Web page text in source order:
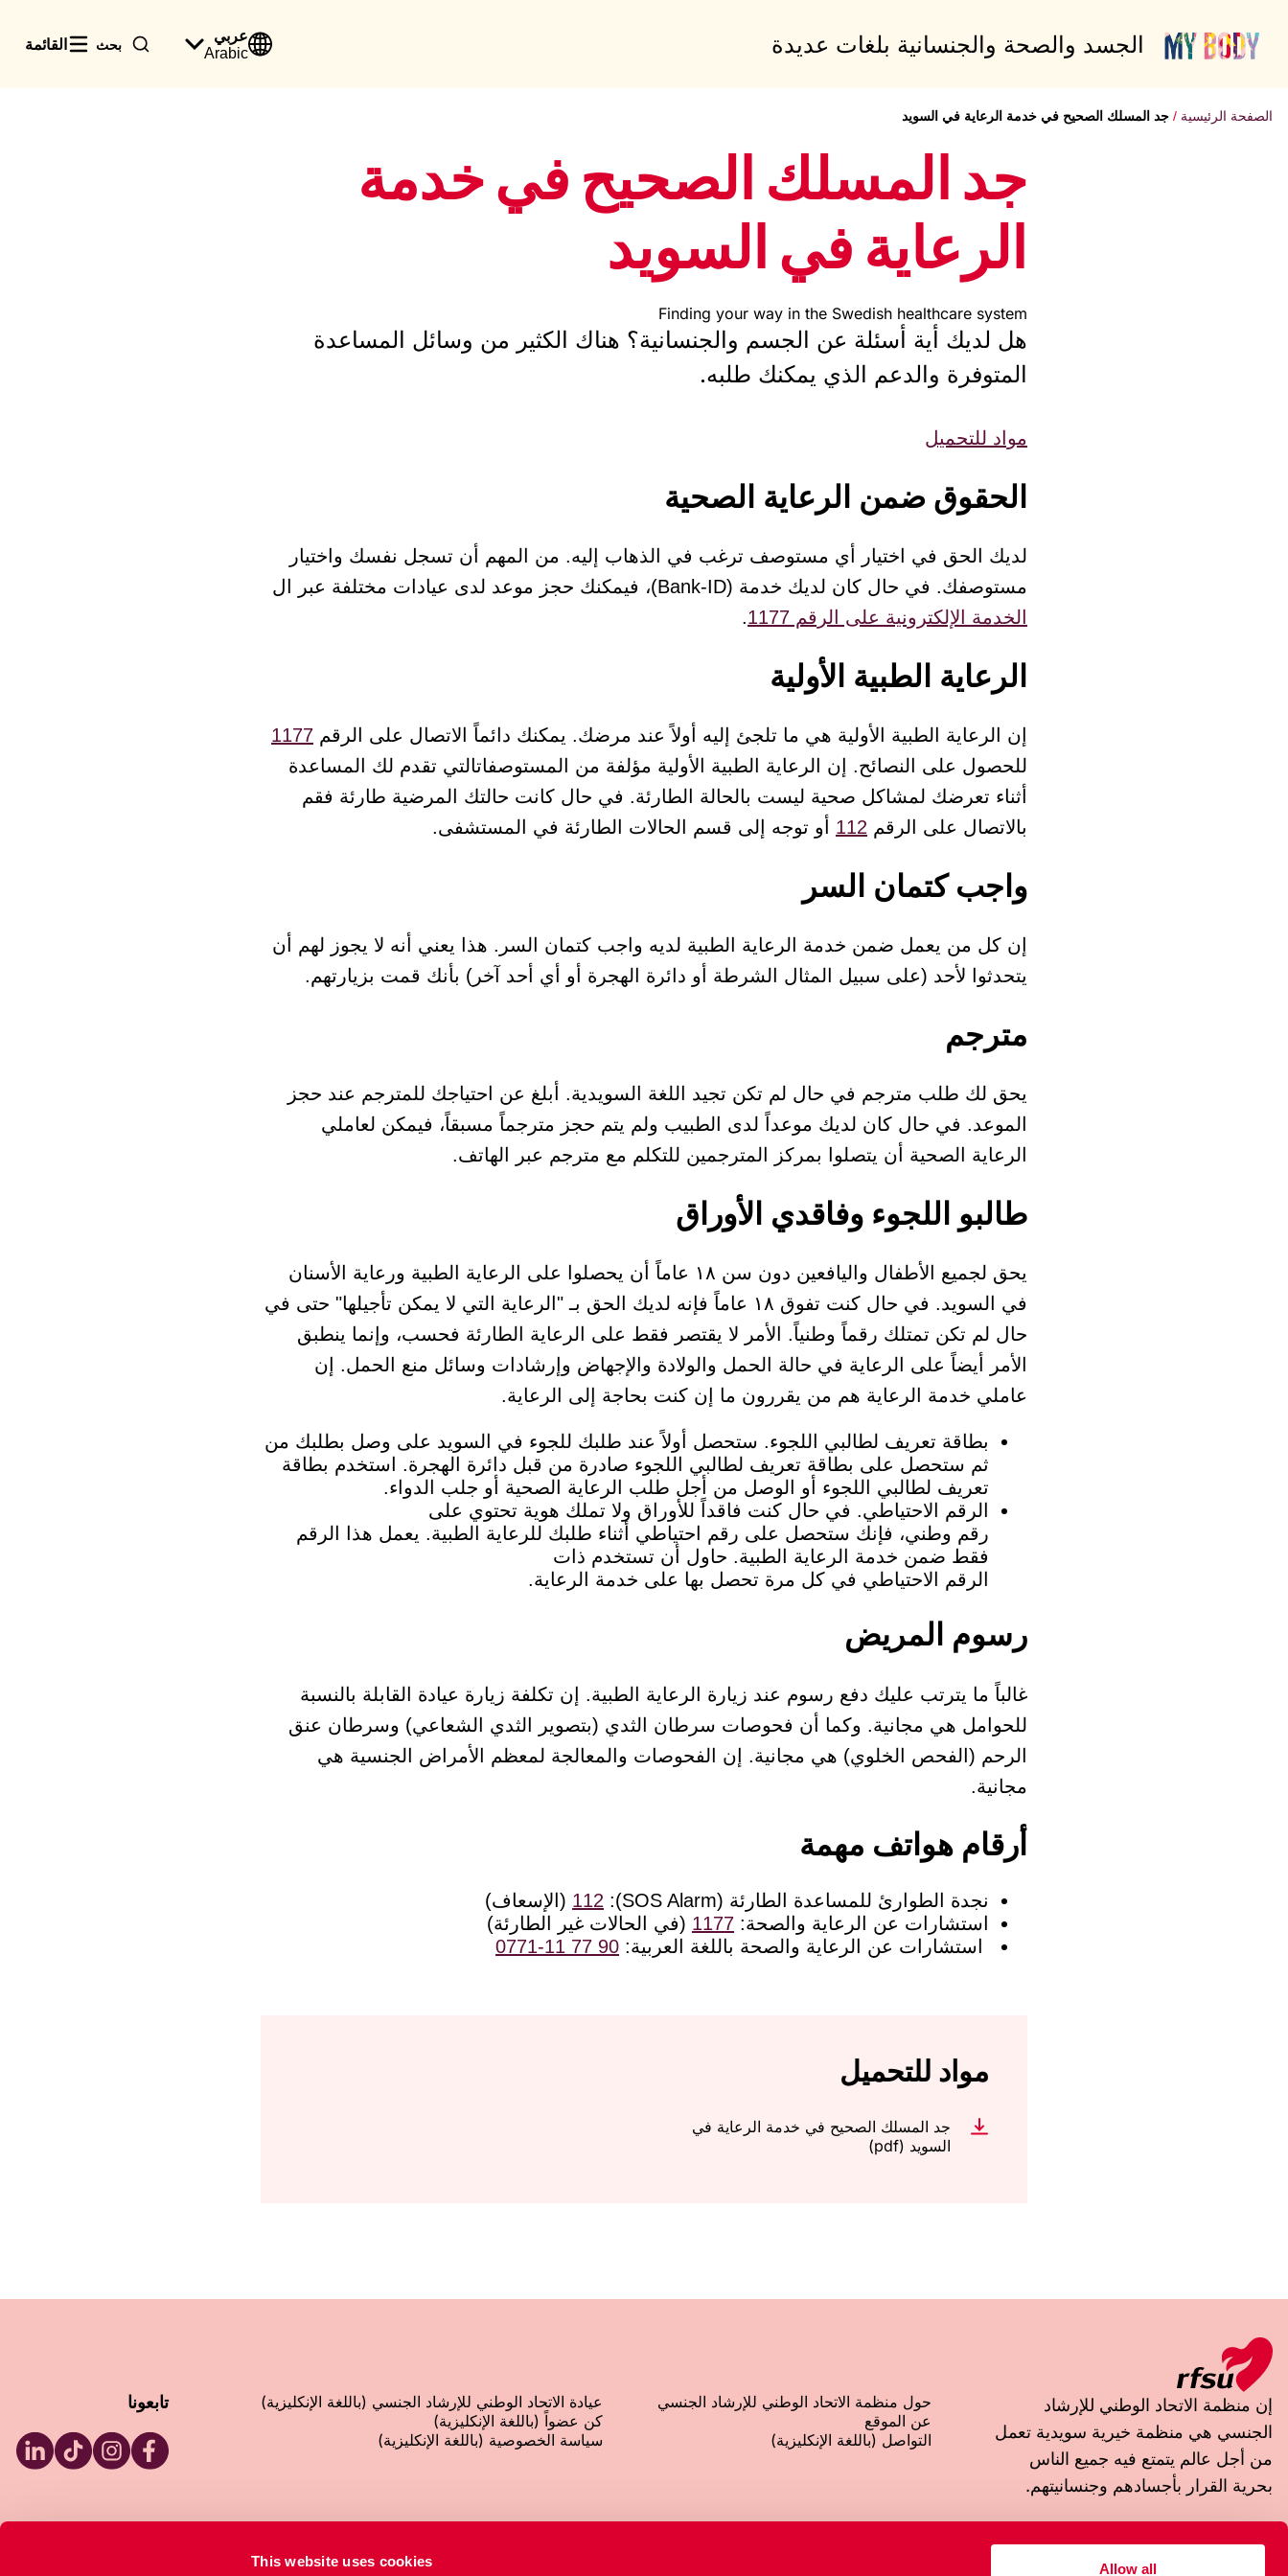
This website uses cookies Allow all
الجسد والصحة والجنسانية بلغات عديدة
عربي
Arabic
بحث القائمة
الصفحة الرئيسية جد المسلك الصحيح في خدمة الرعاية في السويد
جد المسلك الصحيح في خدمة
الرعاية في السويد
Finding your way in the Swedish healthcare system
هل لديك أية أسئلة عن الجسم والجنسانية؟ هناك الكثير من وسائل المساعدة
المتوفرة والدعم الذي يمكنك طلبه.
مواد للتحميل
الحقوق ضمن الرعاية الصحية
لديك الحق في اختيار أي مستوصف ترغب في الذهاب إليه. من المهم أن تسجل نفسك واختيار
مستوصفك. في حال كان لديك خدمة (Bank-ID)، فيمكنك حجز موعد لدى عيادات مختلفة عبر ال
الخدمة الإلكترونية على الرقم 1177
.
الرعاية الطبية الأولية
إن الرعاية الطبية الأولية هي ما تلجئ إليه أولاً عند مرضك. يمكنك دائماً الاتصال على الرقم 1177
للحصول على النصائح. إن الرعاية الطبية الأولية مؤلفة من المستوصفاتالتي تقدم لك المساعدة
أثناء تعرضك لمشاكل صحية ليست بالحالة الطارئة. في حال كانت حالتك المرضية طارئة فقم
بالاتصال على الرقم 112 أو توجه إلى قسم الحالات الطارئة في المستشفى.
واجب كتمان السر
إن كل من يعمل ضمن خدمة الرعاية الطبية لديه واجب كتمان السر. هذا يعني أنه لا يجوز لهم أن
يتحدثوا لأحد (على سبيل المثال الشرطة أو دائرة الهجرة أو أي أحد آخر) بأنك قمت بزيارتهم.
مترجم
يحق لك طلب مترجم في حال لم تكن تجيد اللغة السويدية. أبلغ عن احتياجك للمترجم عند حجز
الموعد. في حال كان لديك موعداً لدى الطبيب ولم يتم حجز مترجماً مسبقاً، فيمكن لعاملي
الرعاية الصحية أن يتصلوا بمركز المترجمين للتكلم مع مترجم عبر الهاتف.
طالبو اللجوء وفاقدي الأوراق
يحق لجميع الأطفال واليافعين دون سن ١٨ عاماً أن يحصلوا على الرعاية الطبية ورعاية الأسنان
في السويد. في حال كنت تفوق ١٨ عاماً فإنه لديك الحق بـ "الرعاية التي لا يمكن تأجيلها" حتى في
حال لم تكن تمتلك رقماً وطنياً. الأمر لا يقتصر فقط على الرعاية الطارئة فحسب، وإنما ينطبق
الأمر أيضاً على الرعاية في حالة الحمل والولادة والإجهاض وإرشادات وسائل منع الحمل. إن
عاملي خدمة الرعاية هم من يقررون ما إن كنت بحاجة إلى الرعاية.
بطاقة تعريف لطالبي اللجوء. ستحصل أولاً عند طلبك للجوء في السويد على وصل بطلبك من
ثم ستحصل على بطاقة تعريف لطالبي اللجوء صادرة من قبل دائرة الهجرة. استخدم بطاقة
تعريف لطالبي اللجوء أو الوصل من أجل طلب الرعاية الصحية أو جلب الدواء.
الرقم الاحتياطي. في حال كنت فاقداً للأوراق ولا تملك هوية تحتوي على
رقم وطني، فإنك ستحصل على رقم احتياطي أثناء طلبك للرعاية الطبية. يعمل هذا الرقم
فقط ضمن خدمة الرعاية الطبية. حاول أن تستخدم ذات
الرقم الاحتياطي في كل مرة تحصل بها على خدمة الرعاية.
رسوم المريض
غالباً ما يترتب عليك دفع رسوم عند زيارة الرعاية الطبية. إن تكلفة زيارة عيادة القابلة بالنسبة
للحوامل هي مجانية. وكما أن فحوصات سرطان الثدي (بتصوير الثدي الشعاعي) وسرطان عنق
الرحم (الفحص الخلوي) هي مجانية. إن الفحوصات والمعالجة لمعظم الأمراض الجنسية هي
مجانية.
أرقام هواتف مهمة
نجدة الطوارئ للمساعدة الطارئة (SOS Alarm): 112 (الإسعاف)
استشارات عن الرعاية والصحة: 1177 (في الحالات غير الطارئة)
استشارات عن الرعاية والصحة باللغة العربية: 0771-11 77 90
مواد للتحميل
جد المسلك الصحيح في خدمة الرعاية في
السويد (pdf)
إن منظمة الاتحاد الوطني للإرشاد
الجنسي هي منظمة خيرية سويدية تعمل
من أجل عالم يتمتع فيه جميع الناس
بحرية القرار بأجسادهم وجنسانيتهم.
حول منظمة الاتحاد الوطني للإرشاد الجنسي
عن الموقع
التواصل (باللغة الإنكليزية)
عيادة الاتحاد الوطني للإرشاد الجنسي (باللغة الإنكليزية)
كن عضواً (باللغة الإنكليزية)
سياسة الخصوصية (باللغة الإنكليزية)
تابعونا
عنوان الزيارة
Rosenlundsgatan 9
العنوان البريدي
802002-8133